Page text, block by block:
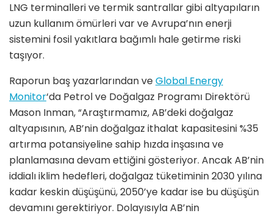
LNG terminalleri ve termik santrallar gibi altyapıların
uzun kullanım ömürleri var ve Avrupa’nın enerji
sistemini fosil yakıtlara bağımlı hale getirme riski
taşıyor.
Raporun baş yazarlarından veGlobal Energy
Monitor‘da Petrol ve Doğalgaz Programı Direktörü
Mason Inman, “Araştırmamız, AB’deki doğalgaz
altyapısının, AB’nin doğalgaz ithalat kapasitesini %35
artırma potansiyeline sahip hızda inşasına ve
planlamasına devam ettiğini gösteriyor. Ancak AB’nin
iddialı iklim hedefleri, doğalgaz tüketiminin 2030 yılına
kadar keskin düşüşünü, 2050’ye kadar ise bu düşüşün
devamını gerektiriyor. Dolayısıyla AB’nin